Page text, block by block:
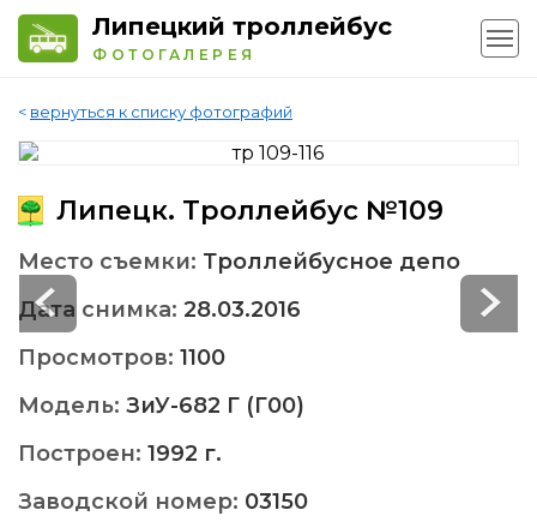
Липецкий троллейбус
ФОТОГАЛЕРЕЯ
< вернуться к списку фотографий
Липецк. Троллейбус №109
Место съемки: Троллейбусное депо
Дата снимка: 28.03.2016
Просмотров: 1100
Модель: ЗиУ-682 Г (Г00)
Построен: 1992 г.
Заводской номер: 03150